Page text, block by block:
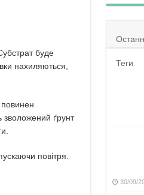
буде
нахиляються,
зволожений ґрунт
повітря.
Теги
30/09/